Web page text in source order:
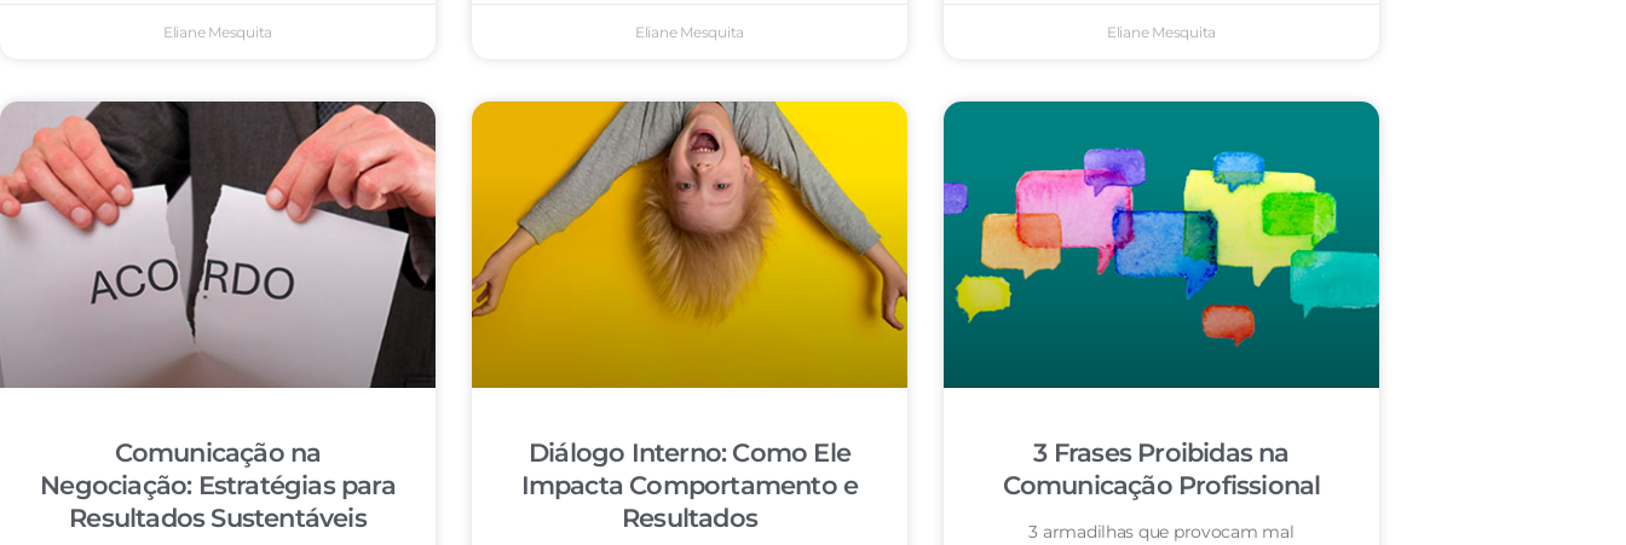
Eliane Mesquita Eliane Mesquita Eliane Mesquita
Comunicação na
Negociação: Estratégias para
Resultados Sustentáveis
Diálogo Interno: Como Ele
Impacta Comportamento e
Resultados
3 Frases Proibidas na
Comunicação Profissional
3 armadilhas que provocam mal